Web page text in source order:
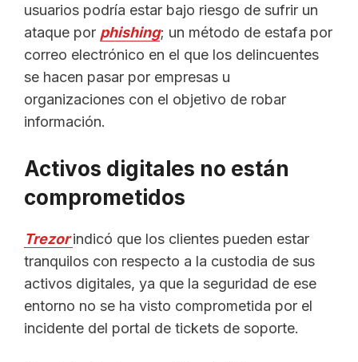
usuarios podría estar bajo riesgo de sufrir un
ataque por phishing; un método de estafa por
correo electrónico en el que los delincuentes
se hacen pasar por empresas u
organizaciones con el objetivo de robar
información.
Activos digitales no están
comprometidos
Trezor indicó que los clientes pueden estar
tranquilos con respecto a la custodia de sus
activos digitales, ya que la seguridad de ese
entorno no se ha visto comprometida por el
incidente del portal de tickets de soporte.